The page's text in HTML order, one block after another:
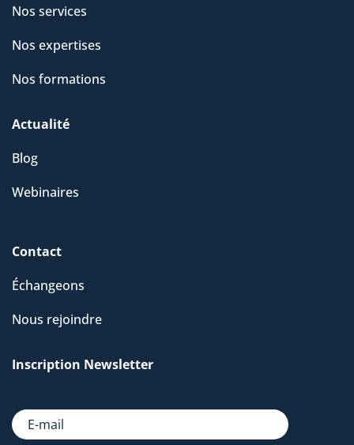
Nos services
Nos expertises
Nos formations
Actualité
Blog
Webinaires
Contact
Échangeons
Nous rejoindre
Inscription Newsletter